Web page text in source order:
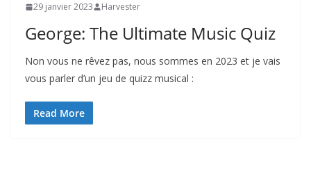
29 janvier 2023 Harvester
George: The Ultimate Music Quiz
Non vous ne rêvez pas, nous sommes en 2023 et je vais
vous parler d’un jeu de quizz musical :
Read More